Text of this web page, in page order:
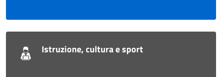
Istruzione, cultura e sport